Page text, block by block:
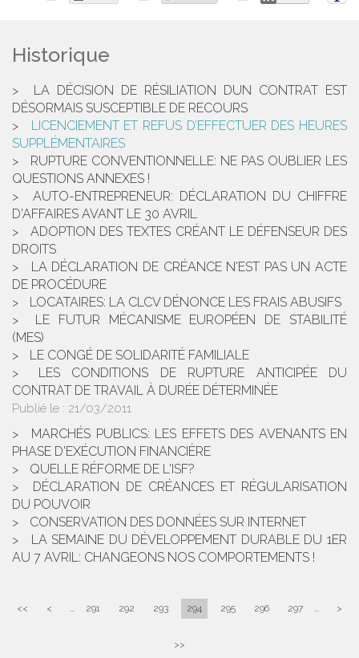
Historique
LA DÉCISION DE RÉSILIATION DUN CONTRAT EST
DÉSORMAIS SUSCEPTIBLE DE RECOURS
LICENCIEMENT ET REFUS D’EFFECTUER DES HEURES
SUPPLÉMENTAIRES
RUPTURE CONVENTIONNELLE: NE PAS OUBLIER LES
QUESTIONS ANNEXES !
AUTO-ENTREPRENEUR: DÉCLARATION DU CHIFFRE
D'AFFAIRES AVANT LE 30 AVRIL
ADOPTION DES TEXTES CRÉANT LE DÉFENSEUR DES
DROITS
LA DÉCLARATION DE CRÉANCE N'EST PAS UN ACTE
DE PROCÉDURE
LOCATAIRES: LA CLCV DÉNONCE LES FRAIS ABUSIFS
LE FUTUR MÉCANISME EUROPÉEN DE STABILITÉ
(MES)
LE CONGÉ DE SOLIDARITÉ FAMILIALE
LES CONDITIONS DE RUPTURE ANTICIPÉE DU
CONTRAT DE TRAVAIL À DURÉE DÉTERMINÉE
Publié le : 21/03/2011
MARCHÉS PUBLICS: LES EFFETS DES AVENANTS EN
PHASE D'EXÉCUTION FINANCIÈRE
QUELLE RÉFORME DE L'ISF?
DÉCLARATION DE CRÉANCES ET RÉGULARISATION
DU POUVOIR
CONSERVATION DES DONNÉES SUR INTERNET
LA SEMAINE DU DÉVELOPPEMENT DURABLE DU 1ER
AU 7 AVRIL: CHANGEONS NOS COMPORTEMENTS !
<< < ... 291 292 293 294 295 296 297 ... >
>>